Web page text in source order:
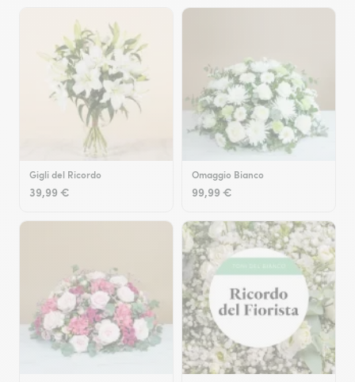
Gigli del Ricordo
39,99 €
Omaggio Bianco
99,99 €